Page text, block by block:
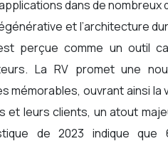
dans de nombreux
et l’architecture
perçue comme un outil
La RV promet une
mémorables, ouvrant ainsi la
leurs clients, un atout
de 2023 indique que